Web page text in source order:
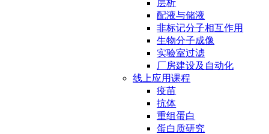
层析
配液与储液
非标记分子相互作用
生物分子成像
实验室过滤
厂房建设及自动化
线上应用课程
疫苗
抗体
重组蛋白
蛋白质研究